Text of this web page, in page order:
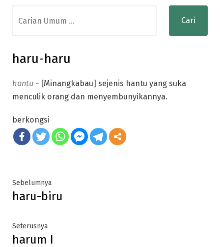
for:
haru-haru
hantu ~ [Minangkabau] sejenis hantu yang suka
menculik orang dan menyembunyikannya.
berkongsi
Post
navigation
SebelumnyaPrevious
post:
haru-biru
SeterusnyaNext
post:
harum I